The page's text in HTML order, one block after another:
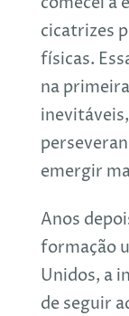
cicatrizes
físicas.
na
emergir
Anos
formação
Unidos, a
de seguir